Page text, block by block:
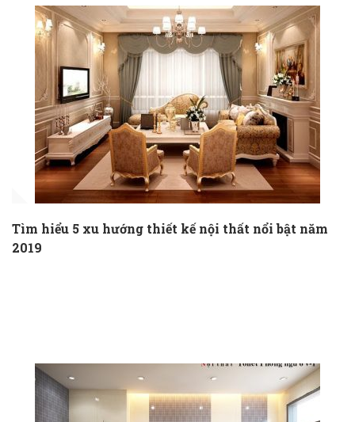
Tìm hiểu 5 xu hướng thiết kế nội thất nổi bật năm
2019